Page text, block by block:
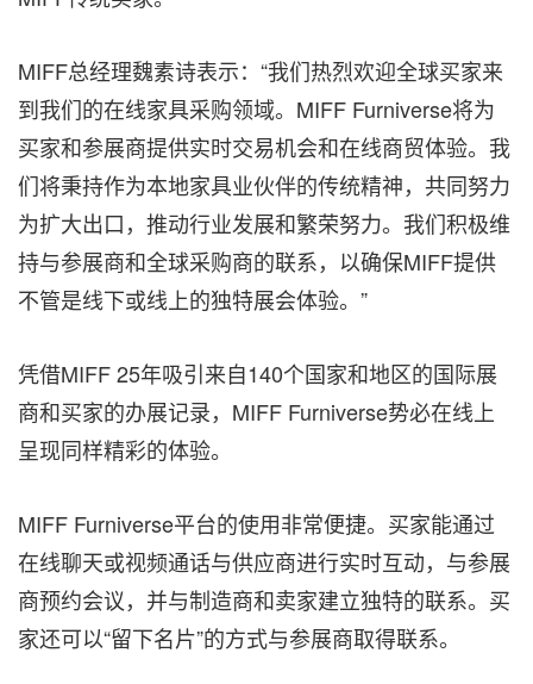
MIFF总经理魏素诗表示：“我们热烈欢迎全球买家来
到我们的在线家具采购领域。MIFF Furniverse将为
买家和参展商提供实时交易机会和在线商贸体验。我
们将秉持作为本地家具业伙伴的传统精神，共同努力
为扩大出口，推动行业发展和繁荣努力。我们积极维
持与参展商和全球采购商的联系，以确保MIFF提供
不管是线下或线上的独特展会体验。”
凭借MIFF 25年吸引来自140个国家和地区的国际展
商和买家的办展记录，MIFF Furniverse势必在线上
呈现同样精彩的体验。
MIFF Furniverse平台的使用非常便捷。买家能通过
在线聊天或视频通话与供应商进行实时互动，与参展
商预约会议，并与制造商和卖家建立独特的联系。买
家还可以“留下名片”的方式与参展商取得联系。